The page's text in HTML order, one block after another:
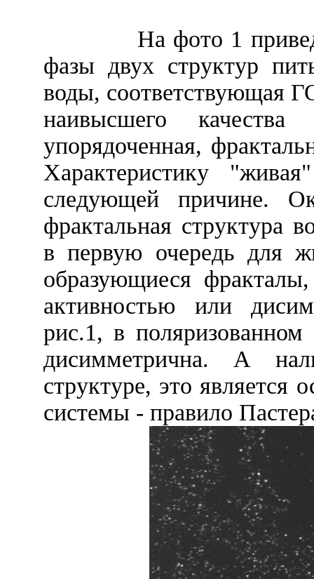
На фото 1
фазы двух структур
воды, соответствующая
наивысшего качества
упорядоченная,
Характеристику
следующей причине.
фрактальная структура
в первую очередь для
образующиеся
активностью или
рис.1, в поляризованном
дисимметрична. А
структуре, это является
системы - правило